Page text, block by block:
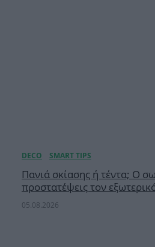
Πανιά σκίασης ή τέντα; Ο
προστατέψεις τον
05.08.2026